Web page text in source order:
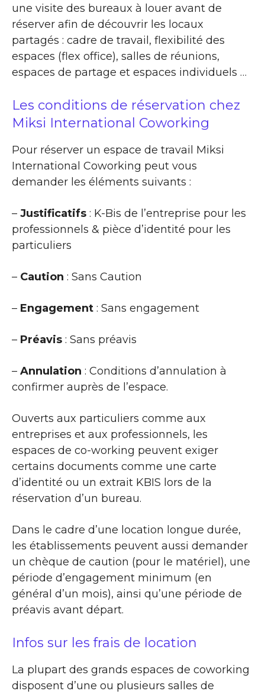
une visite des bureaux à louer avant de
réserver afin de découvrir les locaux
partagés : cadre de travail, flexibilité des
espaces (flex office), salles de réunions,
espaces de partage et espaces individuels …
Les conditions de réservation chez
Miksi International Coworking
Pour réserver un espace de travail Miksi
International Coworking peut vous
demander les éléments suivants :
– Justificatifs : K-Bis de l’entreprise pour les
professionnels & pièce d’identité pour les
particuliers
– Caution : Sans Caution
– Engagement : Sans engagement
– Préavis : Sans préavis
– Annulation : Conditions d’annulation à
confirmer auprès de l’espace.
Ouverts aux particuliers comme aux
entreprises et aux professionnels, les
espaces de co-working peuvent exiger
certains documents comme une carte
d’identité ou un extrait KBIS lors de la
réservation d’un bureau.
Dans le cadre d’une location longue durée,
les établissements peuvent aussi demander
un chèque de caution (pour le matériel), une
période d’engagement minimum (en
général d’un mois), ainsi qu’une période de
préavis avant départ.
Infos sur les frais de location
La plupart des grands espaces de coworking
disposent d’une ou plusieurs salles de